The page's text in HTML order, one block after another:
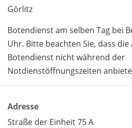
Görlitz
Botendienst am selben Tag bei
Uhr. Bitte beachten Sie, dass
Botendienst nicht während der
Notdienstöffnungszeiten
Adresse
Straße der Einheit 75 A